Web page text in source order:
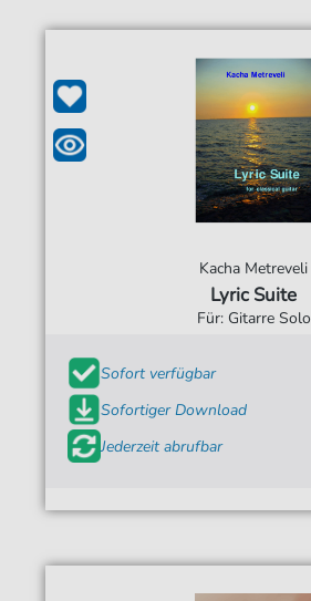
Kacha Metreveli
Lyric Suite
Für: Gitarre Solo
Sofort verfügbar
Sofortiger Download
Jederzeit abrufbar